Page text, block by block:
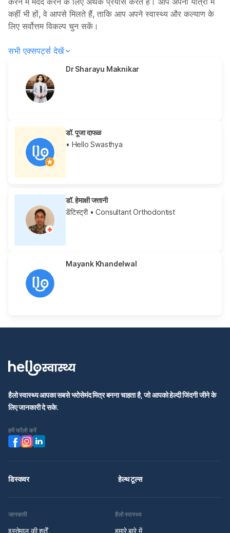
कहीं भी हों, वे आपसे मिलते हैं, ताकि आप अपने स्वास्थ्य और कल्याण के
लिए सर्वोत्तम विकल्प चुन सकें।
सभी एक्सपर्ट्स देखें
Dr Sharayu Maknikar
डॉ. पूजा दाफळ
• Hello Swasthya
डॉ. हेमाक्षी जत्तानी
डेंटिस्ट्री• Consultant Orthodontist
Mayank Khandelwal
हैलो स्वास्थ्य आपका सबसे भरोसेमंद मित्र बनना चाहता है, जो आपको हेल्दी जिंदगी जीने के
लिए जानकारी दे सके.
हमें फॉलो करें
डिस्कवर हेल्थ टूल्स
जानकारी
इस्तेमाल की शर्तें
हैलो स्वास्थ्य
हमारे बारे में